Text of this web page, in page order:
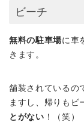
ビーチ
無料の駐車場に車
きます。
舗装されているの
ますし、帰りもビ
とがない ！（笑）